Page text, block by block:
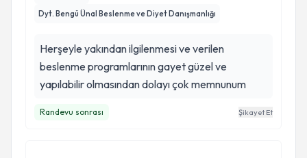
Dyt. Bengü Ünal Beslenme ve Diyet Danışmanlığı
Herşeyle yakından ilgilenmesi ve verilen
beslenme programlarının gayet güzel ve
yapılabilir olmasından dolayı çok memnunum
Randevu sonrası Şikayet Et